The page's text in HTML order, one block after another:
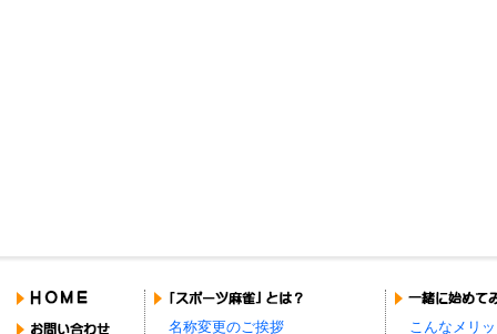
名称変更のご挨拶 こんなメリ